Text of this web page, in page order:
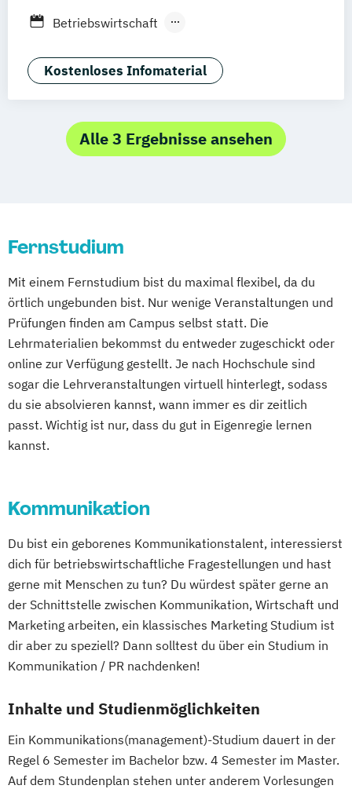
Online-Marketing & Marketingmanagement
Public Relations Hochschulzertifikat
Werbe- und Medienpsychologie
Wirtschaftspsychologie
Mannheim Wertheim
Frankfurt am Main Hamm
Betriebswirtschaft
Betriebswirtschaft und Interkulturelle
Kommunikation
Digital Marketing
Kommunikation und Content Creation
Sales Management & Strategy UX-Design
Kostenloses Infomaterial
Alle 3 Ergebnisse ansehen
Fernstudium
Mit einem Fernstudium bist du maximal flexibel, da du
örtlich ungebunden bist. Nur wenige Veranstaltungen und
Prüfungen finden am Campus selbst statt. Die
Lehrmaterialien bekommst du entweder zugeschickt oder
online zur Verfügung gestellt. Je nach Hochschule sind
sogar die Lehrveranstaltungen virtuell hinterlegt, sodass
du sie absolvieren kannst, wann immer es dir zeitlich
passt. Wichtig ist nur, dass du gut in Eigenregie lernen
kannst.
Kommunikation
Du bist ein geborenes Kommunikationstalent, interessierst
dich für betriebswirtschaftliche Fragestellungen und hast
gerne mit Menschen zu tun? Du würdest später gerne an
der Schnittstelle zwischen Kommunikation, Wirtschaft und
Marketing arbeiten, ein klassisches Marketing Studium ist
dir aber zu speziell? Dann solltest du über ein Studium in
Kommunikation / PR nachdenken!
Inhalte und Studienmöglichkeiten
Ein Kommunikations(management)-Studium dauert in der
Regel 6 Semester im Bachelor bzw. 4 Semester im Master.
Auf dem Stundenplan stehen unter anderem Vorlesungen